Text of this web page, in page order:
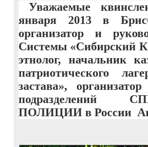
Уважаемые
января 2013 в
организатор и
Системы «Сибирский
этнолог, начальник
патриотического
застава»,
подразделений
ПОЛИЦИИ в России